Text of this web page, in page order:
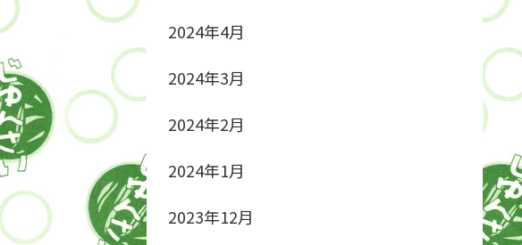
2024年4月
2024年3月
2024年2月
2024年1月
2023年12月